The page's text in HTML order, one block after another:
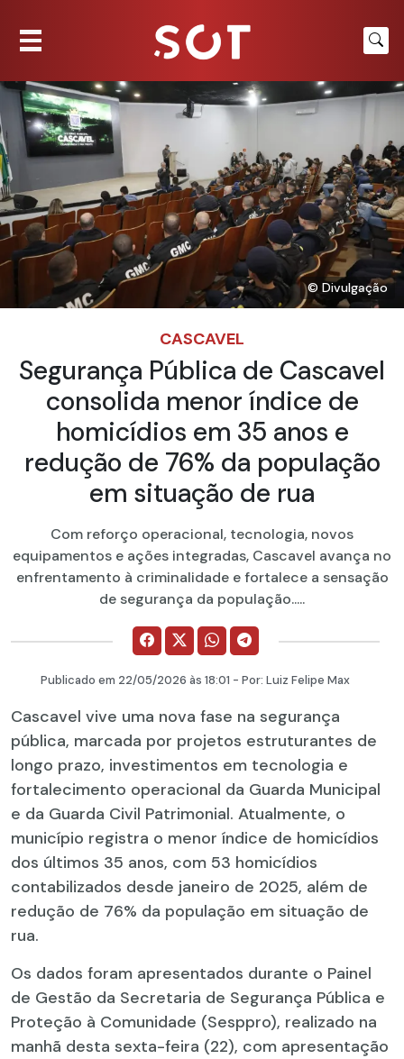
© Divulgação
CASCAVEL
Segurança Pública de Cascavel
consolida menor índice de
homicídios em 35 anos e
redução de 76% da população
em situação de rua
Com reforço operacional, tecnologia, novos
equipamentos e ações integradas, Cascavel avança no
enfrentamento à criminalidade e fortalece a sensação
de segurança da população.....
Publicado em 22/05/2026 às 18:01 - Por: Luiz Felipe Max
Cascavel vive uma nova fase na segurança
pública, marcada por projetos estruturantes de
longo prazo, investimentos em tecnologia e
fortalecimento operacional da Guarda Municipal
e da Guarda Civil Patrimonial. Atualmente, o
município registra o menor índice de homicídios
dos últimos 35 anos, com 53 homicídios
contabilizados desde janeiro de 2025, além de
redução de 76% da população em situação de
rua.
Os dados foram apresentados durante o Painel
de Gestão da Secretaria de Segurança Pública e
Proteção à Comunidade (Sesppro), realizado na
manhã desta sexta-feira (22), com apresentação